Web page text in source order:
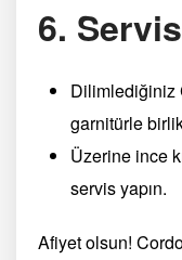
6.
Dilimlediğiniz
garnitürle
Üzerine ince
servis yapın.
Afiyet olsun!